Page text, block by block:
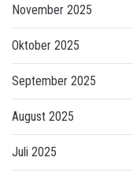
November 2025
Oktober 2025
September 2025
August 2025
Juli 2025